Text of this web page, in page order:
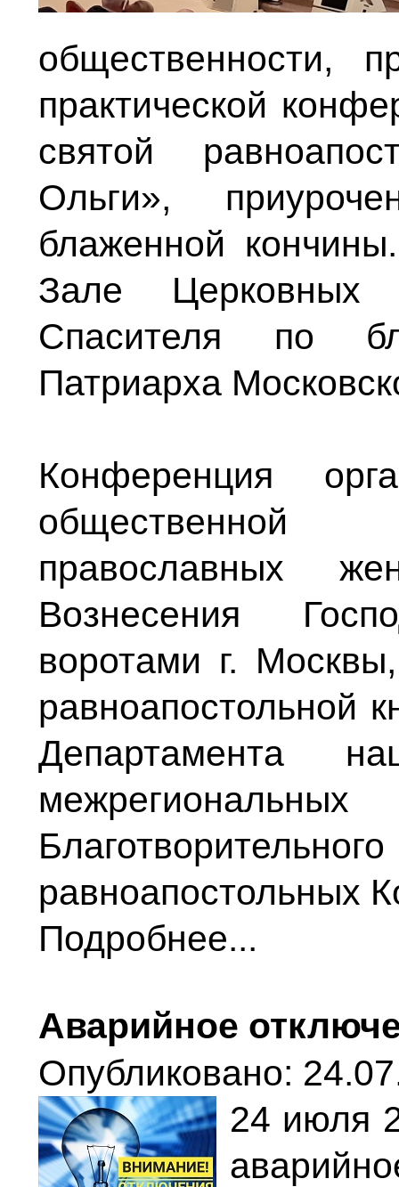
общественности,
практической
святой
Ольги»,
блаженной
Зале
Спасителя по
Патриарха
Конференция
общественной
православных
Вознесения
воротами г.
равноапостольной
Департамента
равноапостольных
Подробнее...
Аварийное
Опубликовано:
24 июля